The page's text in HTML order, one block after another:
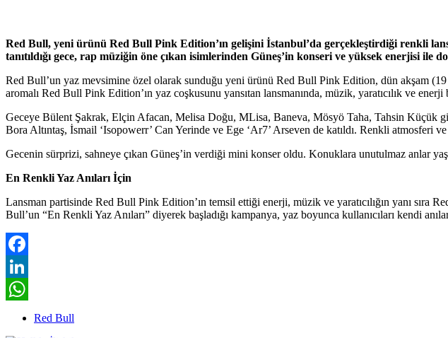
Red Bull, yeni ürünü Red Bull Pink Edition’ın gelişini İstanbul’da gerçekleştirdiği renkli
tanıtıldığı gece, rap müziğin öne çıkan isimlerinden Güneş’in konseri ve yüksek enerjisi ile
Red Bull’un yaz mevsimine özel olarak sunduğu yeni ürünü Red Bull Pink Edition, dün akşam
aromalı Red Bull Pink Edition’ın yaz coşkusunu yansıtan lansmanında, müzik, yaratıcılık ve
Geceye Bülent Şakrak, Elçin Afacan, Melisa Doğu, MLisa, Baneva, Mösyö Taha, Tahsin Küçük
Bora Altıntaş, İsmail ‘Isopowerr’ Can Yerinde ve Ege ‘Ar7’ Arseven de katıldı. Renkli atmosferi
Gecenin sürprizi, sahneye çıkan Güneş’in verdiği mini konser oldu. Konuklara unutulmaz anlar
En Renkli Yaz Anıları İçin
Lansman partisinde Red Bull Pink Edition’ın temsil ettiği enerji, müzik ve yaratıcılığın yanı sıra
Bull’un “En Renkli Yaz Anıları” diyerek başladığı kampanya, yaz boyunca kullanıcıları kendi
Facebook
LinkedIn
WhatsApp
Red Bull